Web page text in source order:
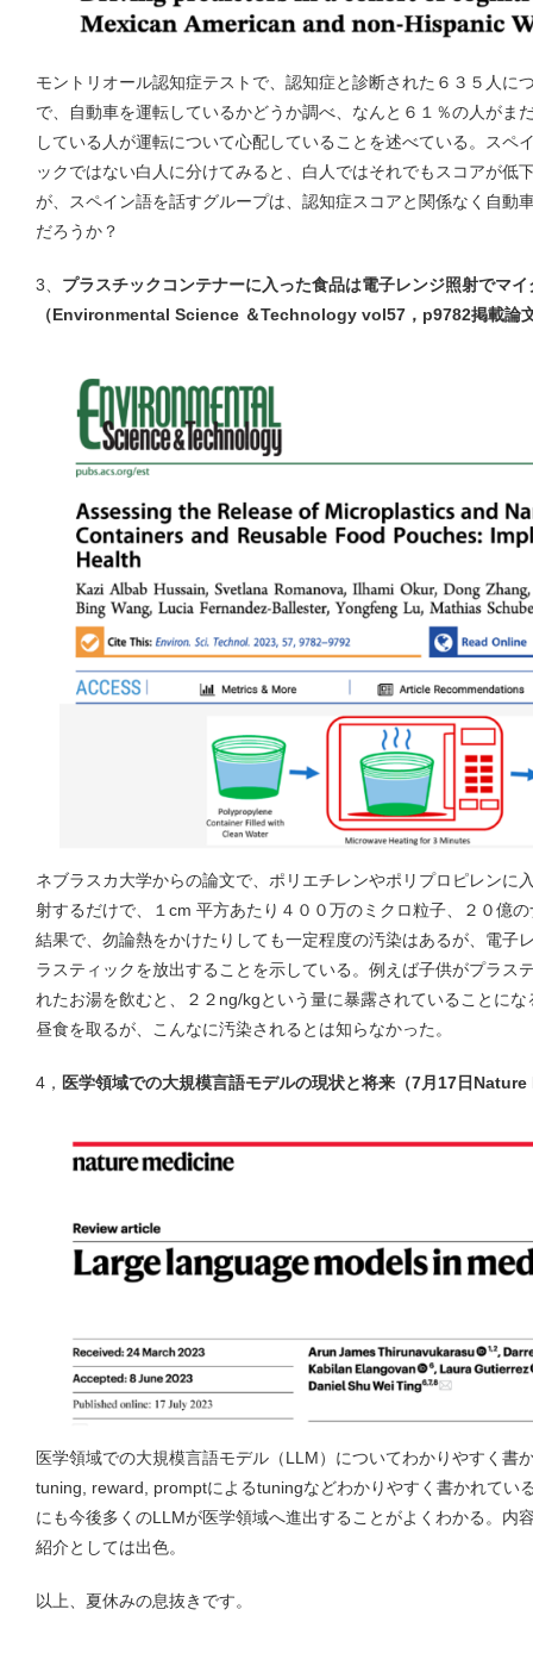
モントリオール認知症テストで、認知症と診断された６３５人に
で、自動車を運転しているかどうか調べ、なんと６１％の人がま
している人が運転について心配していることを述べている。スペ
ックではない白人に分けてみると、白人ではそれでもスコアが低
が、スペイン語を話すグループは、認知症スコアと関係なく自動
だろうか？
3、 プラスチックコンテナーに入った食品は電子レンジ照射でマ
（Environmental Science ＆Technology vol57，p9782掲載論
ネブラスカ大学からの論文で、ポリエチレンやポリプロピレンに
射するだけで、１cm 平方あたり４００万のミクロ粒子、２０億
結果で、勿論熱をかけたりしても一定程度の汚染はあるが、電子
ラスティックを放出することを示している。例えば子供がプラス
れたお湯を飲むと、２２ng/kgという量に暴露されていることに
昼食を取るが、こんなに汚染されるとは知らなかった。
4， 医学領域での大規模言語モデルの現状と将来（7月17日
医学領域での大規模言語モデル（LLM）についてわかりやすく書
tuning, reward, promptによるtuningなどわかりやすく書かれてい
にも今後多くのLLMが医学領域へ進出することがよくわかる。内
紹介としては出色。
以上、夏休みの息抜きです。